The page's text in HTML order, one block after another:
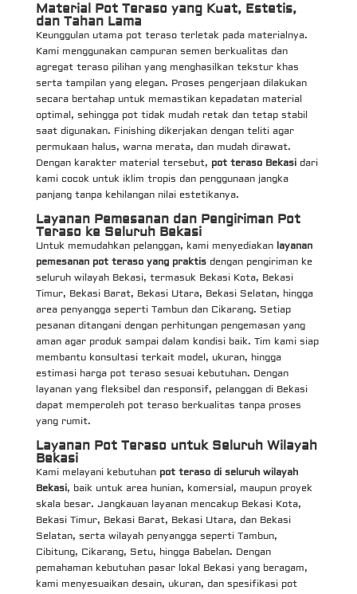
Material Pot Teraso yang Kuat, Estetis,
dan Tahan Lama
Keunggulan utama pot teraso terletak pada materialnya.
Kami menggunakan campuran semen berkualitas dan
agregat teraso pilihan yang menghasilkan tekstur khas
serta tampilan yang elegan. Proses pengerjaan dilakukan
secara bertahap untuk memastikan kepadatan material
optimal, sehingga pot tidak mudah retak dan tetap stabil
saat digunakan. Finishing dikerjakan dengan teliti agar
permukaan halus, warna merata, dan mudah dirawat.
Dengan karakter material tersebut, pot teraso Bekasidari
kami cocok untuk iklim tropis dan penggunaan jangka
panjang tanpa kehilangan nilai estetikanya.
Layanan Pemesanan dan Pengiriman Pot
Teraso ke Seluruh Bekasi
Untuk memudahkan pelanggan, kami menyediakan layanan
pemesanan pot teraso yang praktisdengan pengiriman ke
seluruh wilayah Bekasi, termasuk Bekasi Kota, Bekasi
Timur, Bekasi Barat, Bekasi Utara, Bekasi Selatan, hingga
area penyangga seperti Tambun dan Cikarang. Setiap
pesanan ditangani dengan perhitungan pengemasan yang
aman agar produk sampai dalam kondisi baik. Tim kami siap
membantu konsultasi terkait model, ukuran, hingga
estimasi harga pot teraso sesuai kebutuhan. Dengan
layanan yang fleksibel dan responsif, pelanggan di Bekasi
dapat memperoleh pot teraso berkualitas tanpa proses
yang rumit.
Layanan Pot Teraso untuk Seluruh Wilayah
Bekasi
Kami melayani kebutuhan pot teraso di seluruh wilayah
Bekasi, baik untuk area hunian, komersial, maupun proyek
skala besar. Jangkauan layanan mencakup Bekasi Kota,
Bekasi Timur, Bekasi Barat, Bekasi Utara, dan Bekasi
Selatan, serta wilayah penyangga seperti Tambun,
Cibitung, Cikarang, Setu, hingga Babelan. Dengan
pemahaman kebutuhan pasar lokal Bekasi yang beragam,
kami menyesuaikan desain, ukuran, dan spesifikasi pot